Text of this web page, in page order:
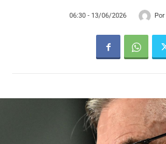
06:30 - 13/06/2026 Por